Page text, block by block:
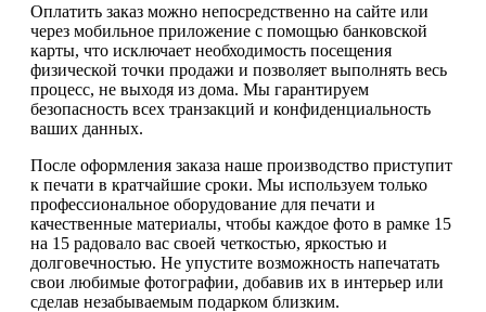
Оплатить заказ можно непосредственно на сайте или
через мобильное приложение с помощью банковской
карты, что исключает необходимость посещения
физической точки продажи и позволяет выполнять весь
процесс, не выходя из дома. Мы гарантируем
безопасность всех транзакций и конфиденциальность
ваших данных.
После оформления заказа наше производство приступит
к печати в кратчайшие сроки. Мы используем только
профессиональное оборудование для печати и
качественные материалы, чтобы каждое фото в рамке 15
на 15 радовало вас своей четкостью, яркостью и
долговечностью. Не упустите возможность напечатать
свои любимые фотографии, добавив их в интерьер или
сделав незабываемым подарком близким.